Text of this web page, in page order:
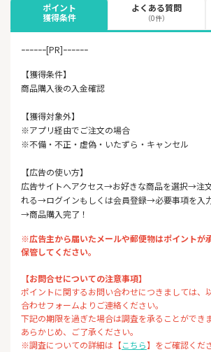
ポイント
獲得条件
よくある質問
（0件）
ｰｰｰｰｰｰ[PR]ｰｰｰｰｰｰ
【獲得条件】
商品購入後の入金確認
【獲得対象外】
※アプリ経由でご注文の場合
※不備・不正・虚偽・いたずら・キャンセル
【広告の使い方】
広告サイトへアクセス→お好きな商品を選択→注
れる→ログインもしくは会員登録→必要事項を
→商品購入完了！
※広告主から届いたメールや郵便物はポイントが
保管してください。
【お問合せについての注意事項】
ポイントに関するお問い合わせにつきましては、
合わせフォームよりご連絡ください。
下記の期限を過ぎた場合は調査を承ることができ
あらかじめ、ご了承ください。
※調査についての詳細は【こちら】をご確認くだ